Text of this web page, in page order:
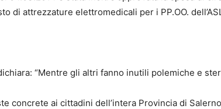
di attrezzature elettromedicali per i PP.OO.
“Mentre gli altri fanno inutili polemiche e
concrete ai cittadini dell’intera Provincia di